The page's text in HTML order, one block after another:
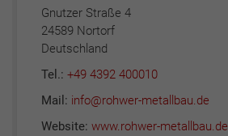
Gnutzer Straße 4
24589 Nortorf
Deutschland
Tel.: +49 4392 400010
Mail: info@rohwer-metallbau.de
Website: www.rohwer-metallbau.de